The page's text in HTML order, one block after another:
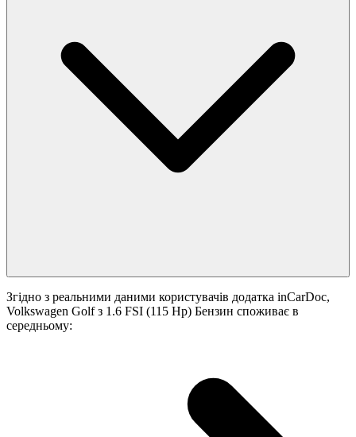
Згідно з реальними даними користувачів додатка inCarDoc,
Volkswagen Golf з 1.6 FSI (115 Hp) Бензин споживає в
середньому: